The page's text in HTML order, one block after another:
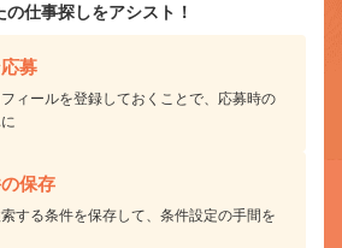
仕事探しをアシスト！
募
ィールを登録しておくことで、応募時の
保存
する条件を保存して、条件設定の手間を